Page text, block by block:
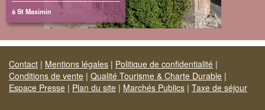
à St Maximin
Contact | Mentions légales | Politique de confidentialité |
Conditions de vente | Qualité Tourisme & Charte Durable |
Espace Presse | Plan du site | Marchés Publics | Taxe de séjour